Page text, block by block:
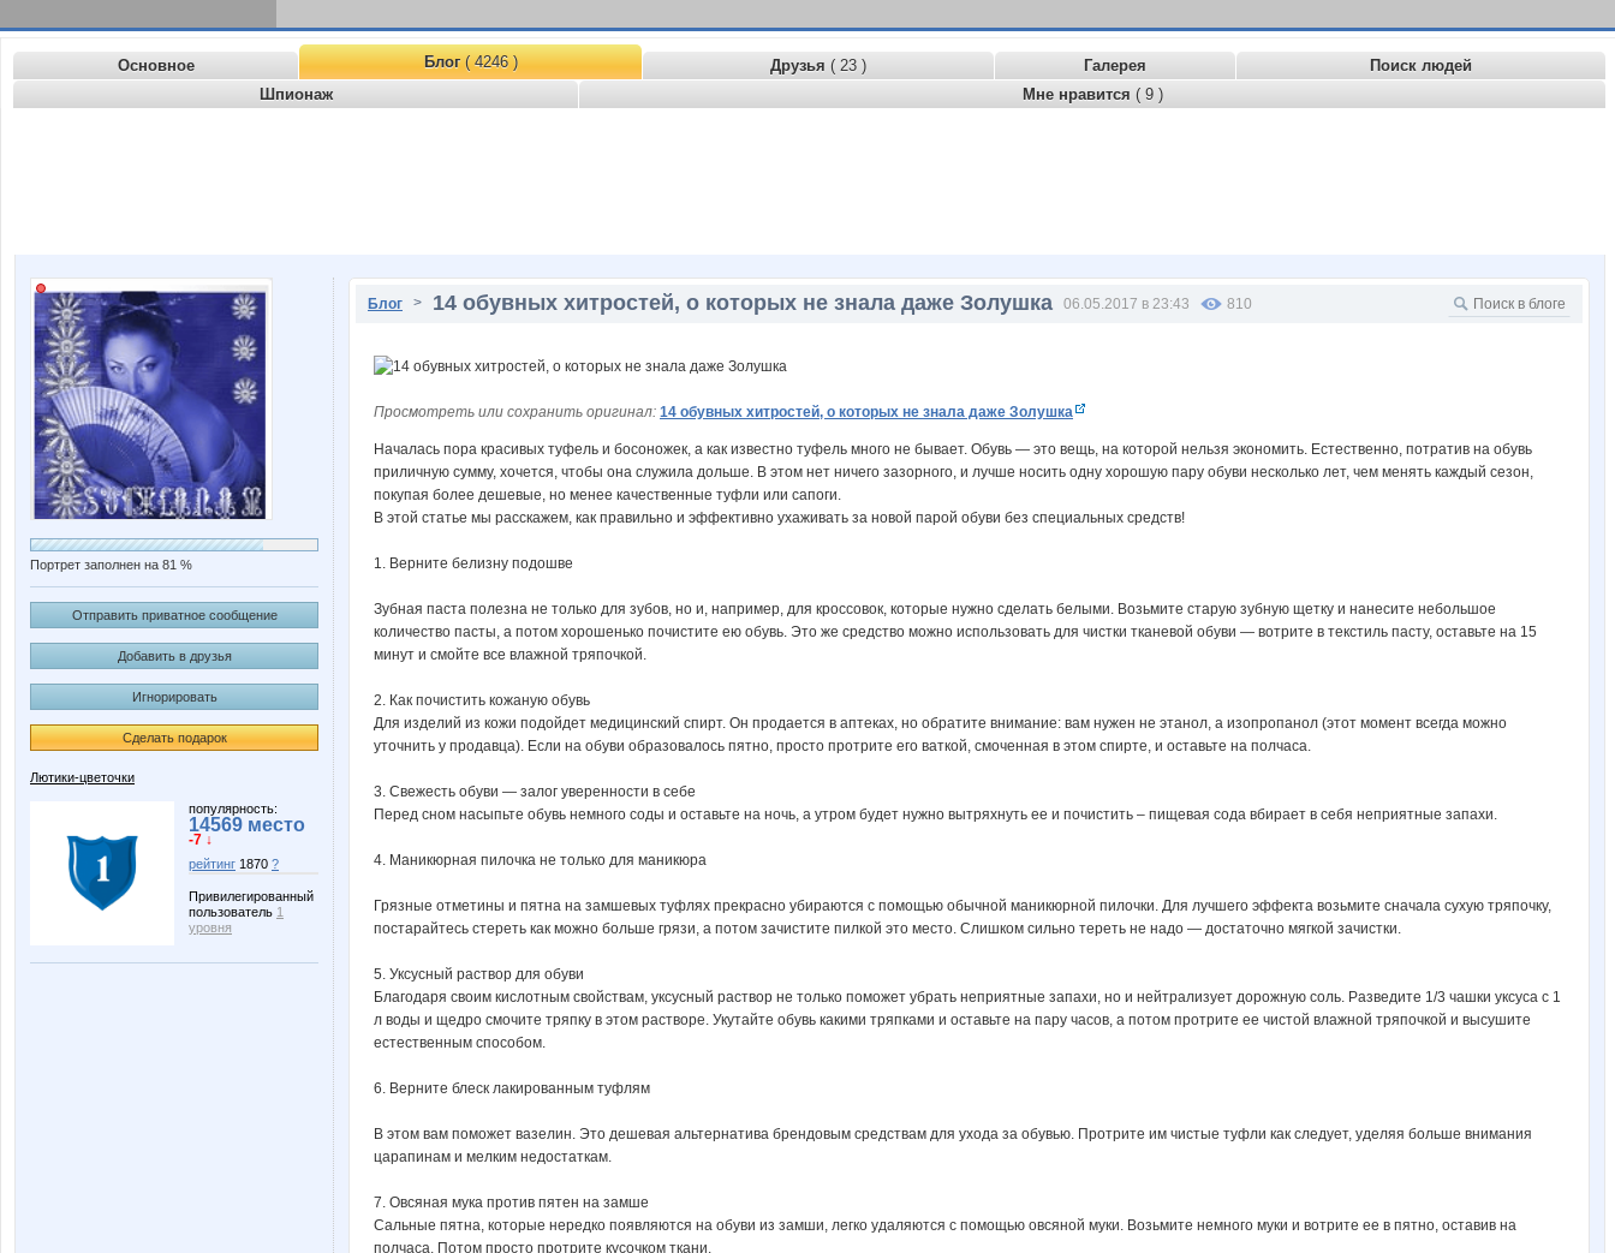
Основное Блог( 4246 ) Друзья ( 23 ) Галерея
Поиск людей
Шпионаж
Мне нравится ( 9 )
Портрет заполнен на 81 %
Отправить приватное сообщение
Добавить в друзья
Игнорировать
Сделать подарок
Лютики-цветочки
популярность:
14569 место
-7 ↓
рейтинг 1870 ?
Привилегированный
пользователь 1
уровня
Блог > 14 обувных хитростей, о которых не знала даже Золушка 06.05.2017 в 23:43 810
Просмотреть или сохранить оригинал: 14 обувных хитростей, о которых не знала даже Золушка
Началась пора красивых туфель и босоножек, а как известно туфель много не бывает. Обувь — это вещь, на которой нельзя экономить. Естественно, потратив на обувь
приличную сумму, хочется, чтобы она служила дольше. В этом нет ничего зазорного, и лучше носить одну хорошую пару обуви несколько лет, чем менять каждый сезон,
покупая более дешевые, но менее качественные туфли или сапоги.
В этой статье мы расскажем, как правильно и эффективно ухаживать за новой парой обуви без специальных средств!
1. Верните белизну подошве
Зубная паста полезна не только для зубов, но и, например, для кроссовок, которые нужно сделать белыми. Возьмите старую зубную щетку и нанесите небольшое
количество пасты, а потом хорошенько почистите ею обувь. Это же средство можно использовать для чистки тканевой обуви — вотрите в текстиль пасту, оставьте на 15
минут и смойте все влажной тряпочкой.
2. Как почистить кожаную обувь
Для изделий из кожи подойдет медицинский спирт. Он продается в аптеках, но обратите внимание: вам нужен не этанол, а изопропанол (этот момент всегда можно
уточнить у продавца). Если на обуви образовалось пятно, просто протрите его ваткой, смоченная в этом спирте, и оставьте на полчаса.
3. Свежесть обуви — залог уверенности в себе
Перед сном насыпьте обувь немного соды и оставьте на ночь, а утром будет нужно вытряхнуть ее и почистить – пищевая сода вбирает в себя неприятные запахи.
4. Маникюрная пилочка не только для маникюра
Грязные отметины и пятна на замшевых туфлях прекрасно убираются с помощью обычной маникюрной пилочки. Для лучшего эффекта возьмите сначала сухую тряпочку,
постарайтесь стереть как можно больше грязи, а потом зачистите пилкой это место. Слишком сильно тереть не надо — достаточно мягкой зачистки.
5. Уксусный раствор для обуви
Благодаря своим кислотным свойствам, уксусный раствор не только поможет убрать неприятные запахи, но и нейтрализует дорожную соль. Разведите 1/3 чашки уксуса с 1
л воды и щедро смочите тряпку в этом растворе. Укутайте обувь какими тряпками и оставьте на пару часов, а потом протрите ее чистой влажной тряпочкой и высушите
естественным способом.
6. Верните блеск лакированным туфлям
В этом вам поможет вазелин. Это дешевая альтернатива брендовым средствам для ухода за обувью. Протрите им чистые туфли как следует, уделяя больше внимания
царапинам и мелким недостаткам.
7. Овсяная мука против пятен на замше
Сальные пятна, которые нередко появляются на обуви из замши, легко удаляются с помощью овсяной муки. Возьмите немного муки и вотрите ее в пятно, оставив на
полчаса. Потом просто протрите кусочком ткани.